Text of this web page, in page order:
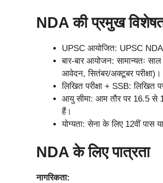
NDA की प्रमुख
UPSC आयोजित: UPSC
बार-बार आयोजन: सामान्यतः
आवेदन, सितंबर/अक्टूबर
लिखित परीक्षा + SSB: लिखित
आयु सीमा: आम तौर पर 16.5 से
हैं।
योग्यता: सेना के लिए 12वीं पास
NDA के लिए पात्रता
नागरिकता: